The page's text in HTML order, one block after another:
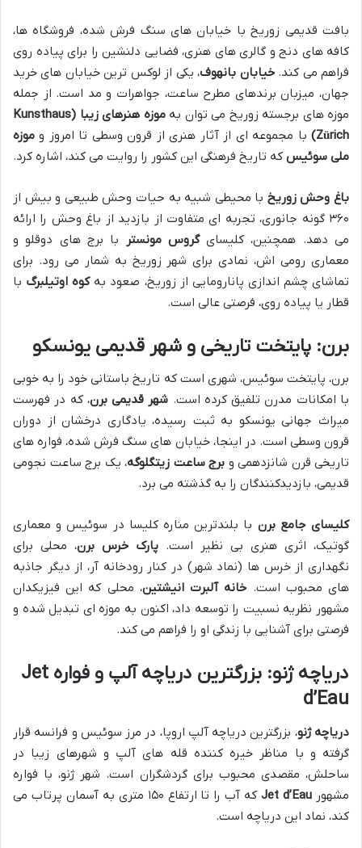
بافت قدیمی زوریخ با خیابان های سنگ فرش شده، فروشگاه ها،
کافه های دنج و گالری های هنری، فضایی دلنشین را برای پیاده روی
فراهم می کند.خیابان بانهوف، یکی از لوکس ترین خیابان های خرید
جهان، میزبان برندهای مطرح ساعت، جواهرات و مد است. از جمله
موزه های برجسته زوریخ می توان به
موزه هنرهای زیبا (Kunsthaus
Zürich)
با مجموعه ای از آثار هنری از قرون وسطی تا امروز و موزه
ملی سوئیس که تاریخ فرهنگی این کشور را روایت می کند، اشاره کرد.
باغ وحش زوریخ با محیطی شبیه به حیات وحش طبیعی و بیش از
۳۶۰ گونه جانوری، تجربه ای متفاوت از بازدید از باغ وحش را ارائه
می دهد. همچنین، کلیسایگروس مونستر
با برج های دوقلو و
معماری رومی اش، نمادی برای شهر زوریخ به شمار می رود. برای
تماشای چشم اندازی پانارومایی از زوریخ، صعود بهکوه اوتیلبرگ با
قطار یا پیاده روی، فرصتی عالی است.
برن: پایتخت تاریخی و شهر قدیمی یونسکو
برن، پایتخت سوئیس، شهری است که تاریخ باستانی خود را به خوبی
با امکانات مدرن تلفیق کرده است. شهر قدیمی برن، که در فهرست
میراث جهانی یونسکو به ثبت رسیده، یادگاری درخشان از دوران
قرون وسطی است. در اینجا، خیابان های سنگ فرش شده، فواره های
تاریخی قرن شانزدهمی و برج ساعت زیتگلوگه، یک برج ساعت نجومی
قدیمی، بازدیدکنندگان را به گذشته می برد.
کلیسای جامع برن با بلندترین مناره کلیسا در سوئیس و معماری
گوتیک، اثری هنری بی نظیر است. پارک خرس برن، محلی برای
نگهداری از خرس ها (نماد شهر) در کنار رودخانه آر، از دیگر جاذبه
های محبوب است. خانه آلبرت انیشتین، محلی که این فیزیکدان
مشهور نظریه نسبیت را توسعه داد، اکنون به موزه ای تبدیل شده و
فرصتی برای آشنایی با زندگی او را فراهم می کند.
دریاچه ژنو: بزرگترین دریاچه آلپ و فواره Jet
d’Eau
دریاچه ژنو، بزرگترین دریاچه آلپ اروپا، در مرز سوئیس و فرانسه قرار
گرفته و با مناظر خیره کننده قله های آلپ و شهرهای زیبا در
ساحلش، مقصدی محبوب برای گردشگران است. شهر ژنو، با فواره
مشهور Jet d’Eau
که آب را تا ارتفاع ۱۵۰ متری به آسمان پرتاب می
کند، نماد این دریاچه است.